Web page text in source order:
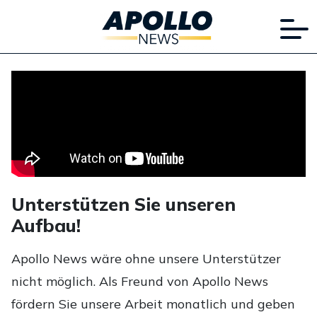
Unterstützen Sie unseren
Aufbau!
Apollo News wäre ohne unsere Unterstützer
nicht möglich. Als Freund von Apollo News
fördern Sie unsere Arbeit monatlich und geben